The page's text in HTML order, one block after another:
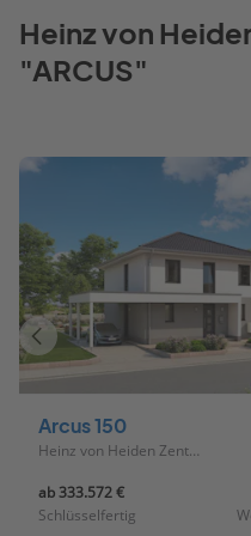
Heinz von
"ARCUS"
Arcus 150
Heinz von Heiden Zentrale
ab 333.572 €
Schlüsselfertig
Vorheriges